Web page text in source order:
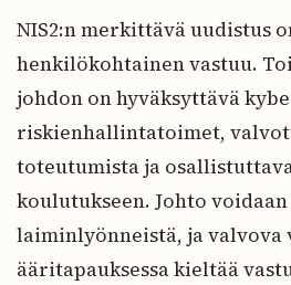
NIS2:n merkittävä uudistus
henkilökohtainen vastuu.
johdon on hyväksyttävä
riskienhallintatoimet,
toteutumista ja
koulutukseen. Johto
laiminlyönneistä, ja
ääritapauksessa kieltää